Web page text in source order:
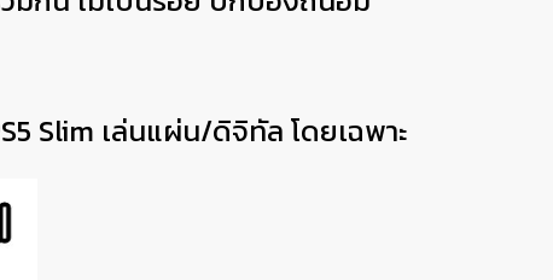
Slim เล่นแผ่น/ดิจิทัล โดยเฉพาะ